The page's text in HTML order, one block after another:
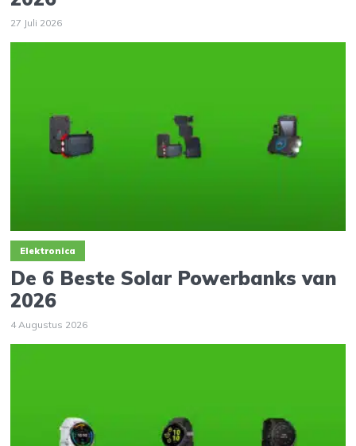
27 Juli 2026
Elektronica
De 6 Beste Solar Powerbanks van
2026
4 Augustus 2026